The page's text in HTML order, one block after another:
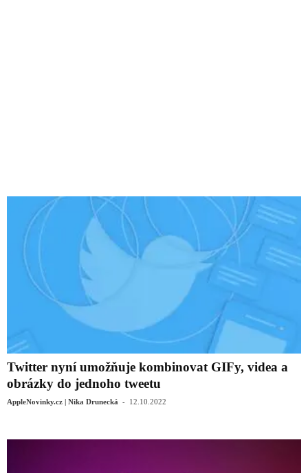
Twitter nyní umožňuje kombinovat GIFy, videa a
obrázky do jednoho tweetu
AppleNovinky.cz | Nika Drunecká - 12.10.2022